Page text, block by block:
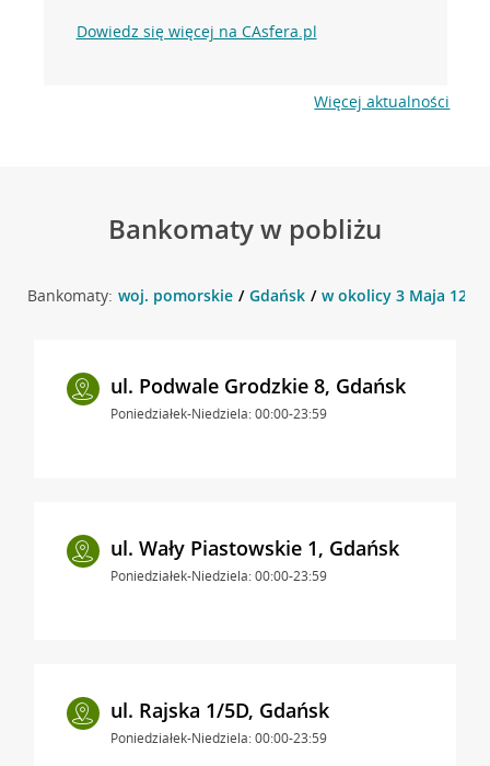
Dowiedz się więcej na CAsfera.pl
Więcej aktualności
Bankomaty w pobliżu
Bankomaty: woj. pomorskie Gdańsk w okolicy 3 Maja 12 ,
ul. Podwale Grodzkie 8, Gdańsk
Poniedziałek-Niedziela: 00:00-23:59
ul. Wały Piastowskie 1, Gdańsk
Poniedziałek-Niedziela: 00:00-23:59
ul. Rajska 1/5D, Gdańsk
Poniedziałek-Niedziela: 00:00-23:59